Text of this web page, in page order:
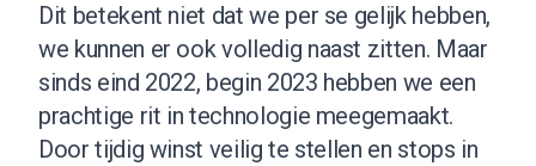
Dit betekent niet dat we per se gelijk hebben,
we kunnen er ook volledig naast zitten. Maar
sinds eind 2022, begin 2023 hebben we een
prachtige rit in technologie meegemaakt.
Door tijdig winst veilig te stellen en stops in